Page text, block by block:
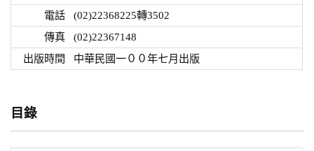
電話
(02)22368225轉3502
傳真
(02)22367148
出版時間
中華民國一００年七月出版
目錄